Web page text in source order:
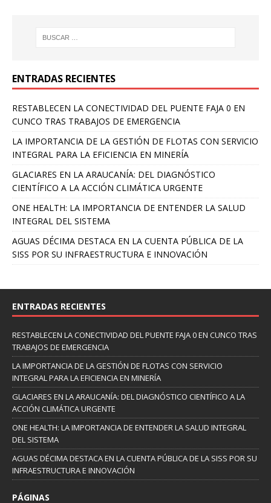
ENTRADAS RECIENTES
RESTABLECEN LA CONECTIVIDAD DEL PUENTE FAJA 0 EN
CUNCO TRAS TRABAJOS DE EMERGENCIA
LA IMPORTANCIA DE LA GESTIÓN DE FLOTAS CON SERVICIO
INTEGRAL PARA LA EFICIENCIA EN MINERÍA
GLACIARES EN LA ARAUCANÍA: DEL DIAGNÓSTICO
CIENTÍFICO A LA ACCIÓN CLIMÁTICA URGENTE
ONE HEALTH: LA IMPORTANCIA DE ENTENDER LA SALUD
INTEGRAL DEL SISTEMA
AGUAS DÉCIMA DESTACA EN LA CUENTA PÚBLICA DE LA
SISS POR SU INFRAESTRUCTURA E INNOVACIÓN
ENTRADAS RECIENTES
RESTABLECEN LA CONECTIVIDAD DEL PUENTE FAJA 0 EN CUNCO TRAS
TRABAJOS DE EMERGENCIA
LA IMPORTANCIA DE LA GESTIÓN DE FLOTAS CON SERVICIO
INTEGRAL PARA LA EFICIENCIA EN MINERÍA
GLACIARES EN LA ARAUCANÍA: DEL DIAGNÓSTICO CIENTÍFICO A LA
ACCIÓN CLIMÁTICA URGENTE
ONE HEALTH: LA IMPORTANCIA DE ENTENDER LA SALUD INTEGRAL
DEL SISTEMA
AGUAS DÉCIMA DESTACA EN LA CUENTA PÚBLICA DE LA SISS POR SU
INFRAESTRUCTURA E INNOVACIÓN
PÁGINAS